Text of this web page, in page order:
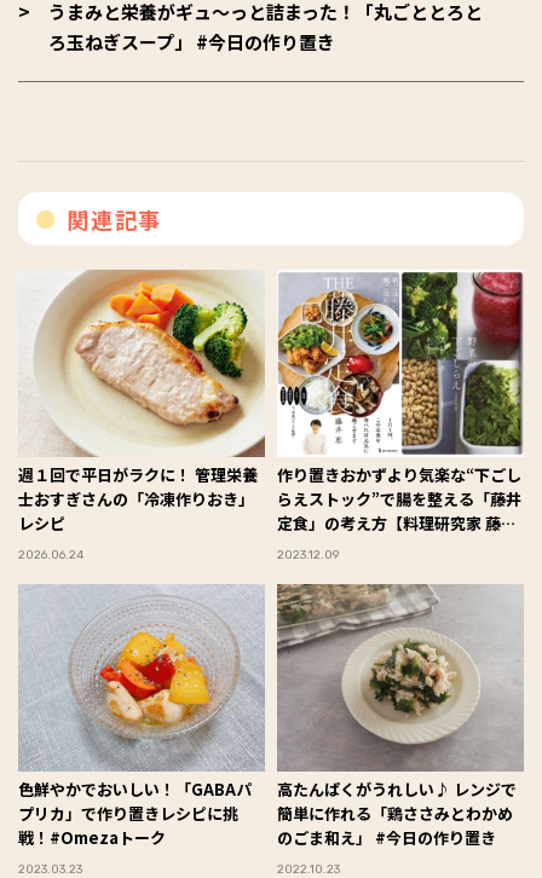
うまみと栄養がギュ〜っと詰まった！「丸ごととろと
ろ玉ねぎスープ」 #今日の作り置き
関連記事
週１回で平日がラクに！ 管理栄養
士おすぎさんの「冷凍作りおき」
レシピ
2026.06.24
作り置きおかずより気楽な“下ごし
らえストック”で腸を整える「藤井
定食」の考え方【料理研究家 藤井
恵さんの美と元気の秘訣・第2回】
2023.12.09
色鮮やかでおいしい！「GABAパ
プリカ」で作り置きレシピに挑
戦！#Omezaトーク
2023.03.23
高たんぱくがうれしい♪ レンジで
簡単に作れる「鶏ささみとわかめ
のごま和え」 #今日の作り置き
2022.10.23